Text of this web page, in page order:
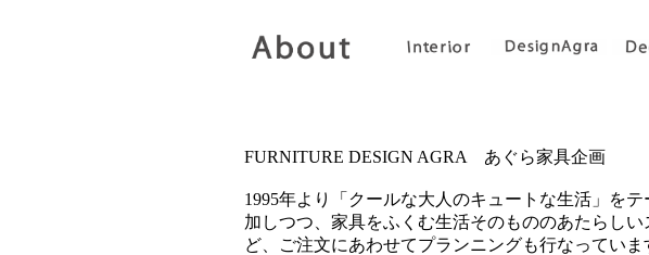
FURNITURE DESIGN AGRA あぐら家具企画
1995年より「クールな大人のキュートな生活」を
加しつつ、家具をふくむ生活そのもののあたらし
ど、ご注文にあわせてプランニングも行なっていま